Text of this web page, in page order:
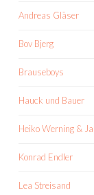
Andreas Gläser
Bov Bjerg
Brauseboys
Hauck und Bauer
Heiko Werning &
Konrad Endler
Lea Streisand